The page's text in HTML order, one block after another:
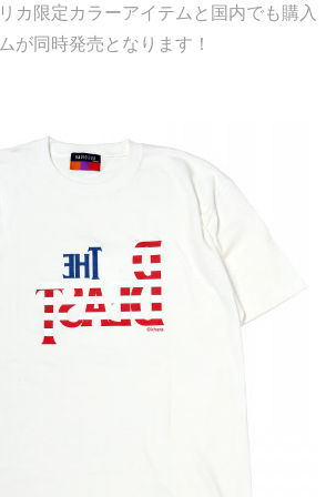
カ限定カラーアイテムと国内でも購入
が同時発売となります！